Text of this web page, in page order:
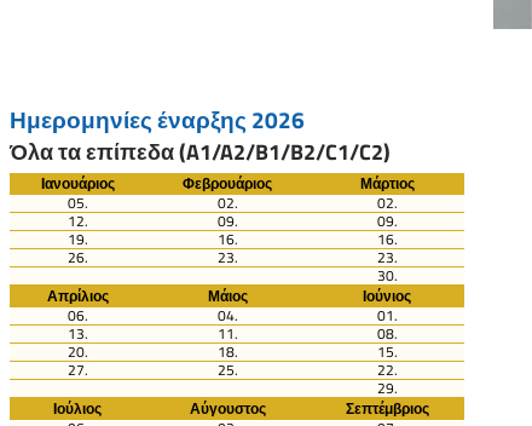
Ημερομηνίες έναρξης 2026
Όλα τα επίπεδα (A1/A2/B1/B2/C1/C2)
Ιανουάριος Φεβρουάριος
Μάρτιος
05.
02. 02.
12. 09. 09.
19. 16. 16.
26. 23. 23.
30.
Απρίλιος
Μάιος
Ιούνιος
06.
04. 01.
13. 11. 08.
20. 18. 15.
27. 25. 22.
29.
Ιούλιος
Αύγουστος
Σεπτέμβριος